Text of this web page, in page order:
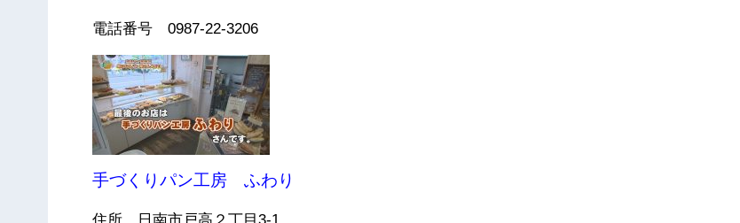
電話番号 0987-22-3206
手づくりパン工房 ふわり
住所 日南市戸高２丁目3-1